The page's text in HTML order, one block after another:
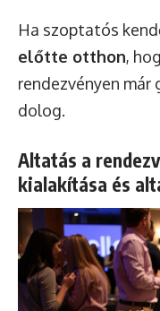
Ha szoptatós
előtte otthon,
rendezvényen már
dolog.
Altatás a
kialakítása és